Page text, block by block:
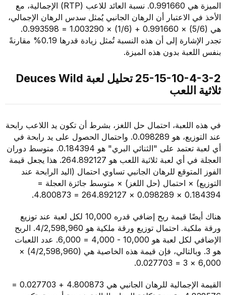
الميزة هي 0.991660. نسبة العائد للاعب (RTP) الإجمالية، مع
الاعتبار أن الرهان الجانبي يُمثل سدس الرهان الإجمالي،
هي (5/6) × 0.991660 + (1/6) × 1.003290 = 0.993598.
تجدر الإشارة إلى أن هذه النسبة تُمثل زيادة قدرها 0.19% مقارنةً
بدون هذه الميزة.
25-15-10-4-3-2 تحليل لعبة Deuces Wild
اللعب
احتمال حل اللغز، بشرط أن تكون يد اللاعب رابحة
عند التوزيع، هو 0.098289. واحتمال الحصول على يد رابحة في
أي لعبة تعتمد على "الثنائي البري" هو 0.184394. متوسط دوران
العجلة في أي لعبة ثلاثية اللعب هو 264.892127. هذا يجعل قيمة
للرهان الجانبي تساوي احتمال (اليد الرابحة عند
× احتمال (حل اللغز) × متوسط جائزة العجلة =
0.184394
هناك أيضًا قيمة ربح إضافي قدره 10,000 لكل لعبة عند توزيع
ورقة ملكية. احتمال توزيع ورقة ملكية هو 4/2,598,960. الربح
الإضافي لكل لعبة هو 10,000 - 4,000 = 6,000. عدد اللعبات
هو 3. وبالتالي، فإن قيمة هذه الخاصية هي (4/2,598,960) ×
القيمة الإجمالية للرهان الجانبي هي 4.800873 + 0.027703 =